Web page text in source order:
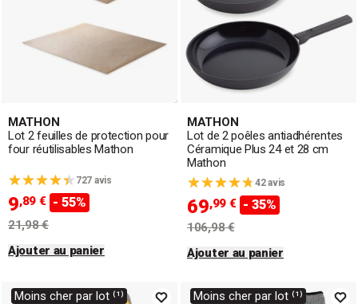
MATHON
Lot 2 feuilles de protection pour
four réutilisables Mathon
727 avis
9,89 € - 55%
21,98 €
Ajouter au panier
MATHON
Lot de 2 poêles antiadhérentes
Céramique Plus 24 et 28 cm
Mathon
42 avis
69,99 € - 35%
106,98 €
Ajouter au panier
Moins cher par lot ⁽¹⁾ Moins cher par lot ⁽¹⁾